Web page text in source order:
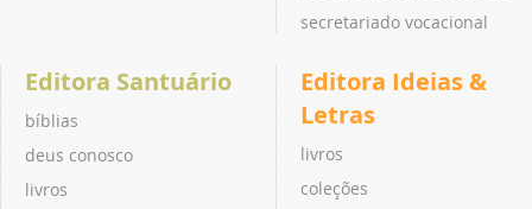
secretariado vocacional
Editora Santuário
bíblias
deus conosco
livros
Editora Ideias &
Letras
livros
coleções